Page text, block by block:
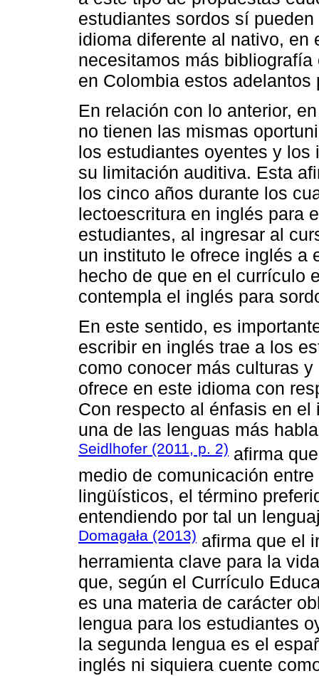
estudiantes sordos sí
idioma diferente al nativo, en
necesitamos más
en Colombia estos adelantos
En relación con lo anterior,
no tienen las mismas
los estudiantes oyentes y
su limitación auditiva. Esta
los cinco años durante los
lectoescritura en inglés para
estudiantes, al ingresar al
un instituto le ofrece inglés a
hecho de que en el currículo
contempla el inglés para
En este sentido, es
escribir en inglés trae a los
como conocer más culturas
ofrece en este idioma con
Con respecto al énfasis en
una de las lenguas más
Seidlhofer (2011, p. 2) afirma
medio de comunicación
lingüísticos, el término
entendiendo por tal un
Domagała (2013) afirma que el
herramienta clave para la
que, según el Currículo
es una materia de carácter
lengua para los estudiantes
la segunda lengua es el
inglés ni siquiera cuente